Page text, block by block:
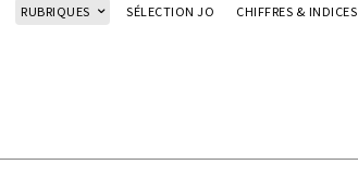
RUBRIQUES SÉLECTION JO CHIFFRES & INDICES